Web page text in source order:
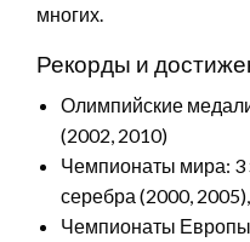
многих.
Рекорды и
Олимпийские
(2002, 2010)
Чемпионаты мира: 3
серебра (2000,
Чемпионаты